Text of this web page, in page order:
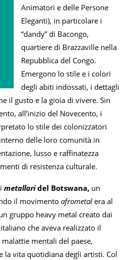
Animatori e delle Persone
Eleganti), in particolare i
“dandy” di Bacongo,
quartiere di Brazzaville nella
Repubblica del Congo.
Emergono lo stile e i colori
degli abiti indossati, i dettagli
il gusto e la gioia di vivere. Sin
all’inizio del Novecento, i
lo stile dei colonizzatori
delle loro comunità in
lusso e raffinatezza
di resistenza culturale.
metallaridel Botswana, un
il movimento afrometal era al
gruppo heavy metal creato dai
che aveva realizzato il
mentali del paese,
la vita quotidiana degli artisti. Col